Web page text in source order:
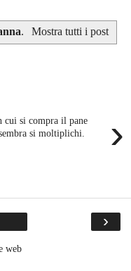
. Mostra tutti i post
›
cui si compra il pane
si moltiplichi.
›
web